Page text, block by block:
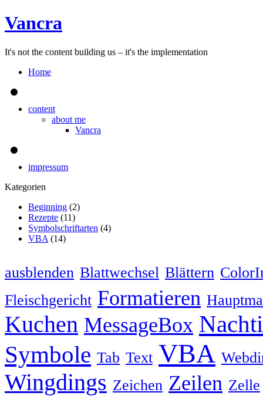
Vancra
It's not the content building us – it's the implementation
Home
content
about me
Vancra
impressum
Kategorien
Beginning (2)
Rezepte (11)
Symbolschriftarten (4)
VBA (14)
ausblenden Blattwechsel Blättern
Fleischgericht Formatieren
Kuchen MessageBox
Symbole Tab Text VBA
Wingdings Zeichen Zeilen Zelle